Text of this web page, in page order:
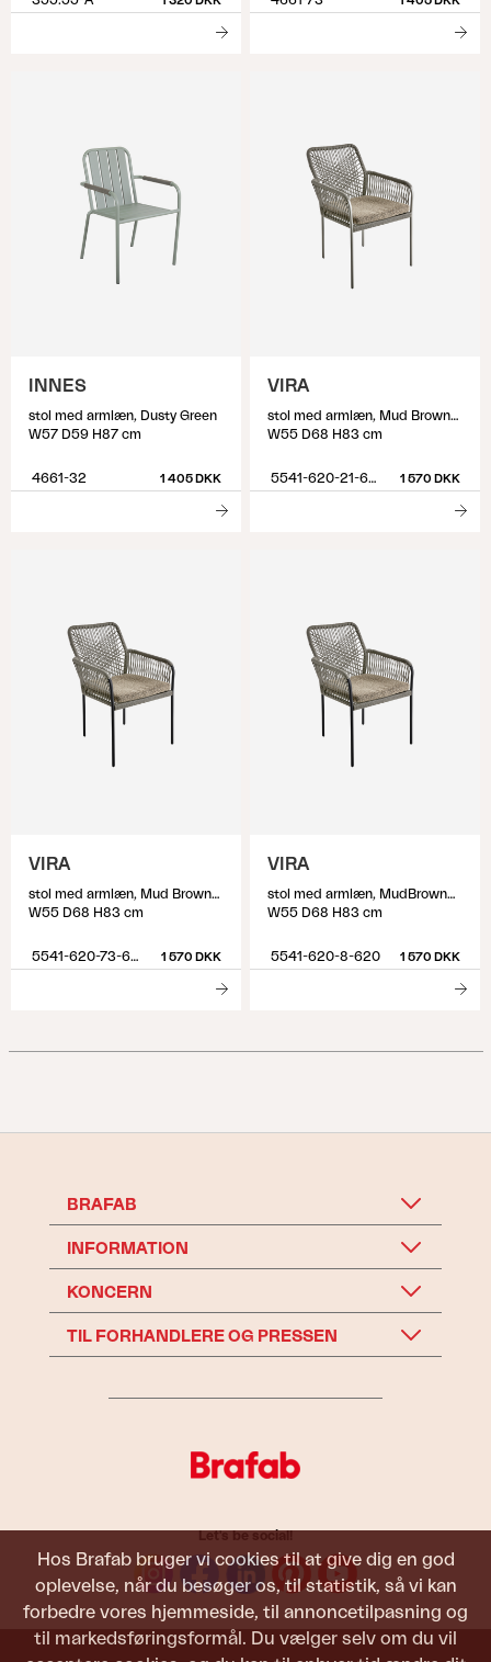
Hos Brafab bruger vi cookies til at give dig en god
oplevelse, når du besøger os, til statistik, så vi kan
forbedre vores hjemmeside, til annoncetilpasning og
til markedsføringsformål. Du vælger selv om du vil
INNES
stol med armlæn, Dusty Green
W57 D59 H87 cm
4661-32 1 405 DKK
VIRA
stol med armlæn, Mud Brown/Khaki
W55 D68 H83 cm
5541-620-21-620 1 570 DKK
VIRA
stol med armlæn, Mud Brown/Anthracite
W55 D68 H83 cm
5541-620-73-620 1 570 DKK
VIRA
stol med armlæn, MudBrownBlack
W55 D68 H83 cm
5541-620-8-620 1 570 DKK
BRAFAB
INFORMATION
KONCERN
TIL FORHANDLERE OG PRESSEN
Let's be social!